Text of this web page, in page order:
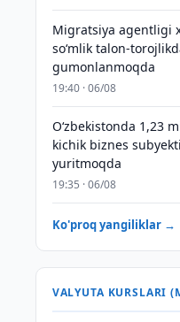
Migratsiya agentligi
so‘mlik talon-
gumonlanmoqda
19:40 · 06/08
O‘zbekistonda 1,23
kichik biznes
yuritmoqda
19:35 · 06/08
Ko'proq yangiliklar →
VALYUTA KURSLARI